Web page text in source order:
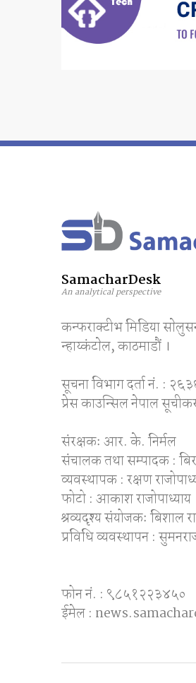
SamacharDesk
An analytical perspective
कन्फराक्टीभ मिडिया
न्हाय्कंटाेल, काठमाडाैं ।
सूचना विभाग दर्ता नं. :
प्रेस काउन्सिल नेपाल
संरक्षकः आर. के. निर्मल
संचालक तथा सम्पादक :
व्यवस्थापक : रक्षण
फोटो : आकाश राजोपाध्याय
श्रव्यदृश्य संयोजकः बिशाल
प्रविधि व्यवस्थापन :
फोन नं. : ९८५१२२३४५०
ईमेल :